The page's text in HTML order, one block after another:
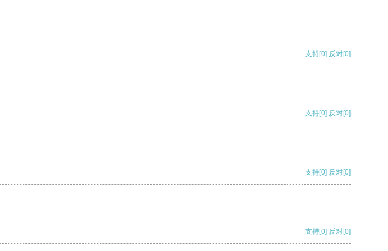
支持[0] 反对[0]
支持[0] 反对[0]
支持[0] 反对[0]
支持[0] 反对[0]